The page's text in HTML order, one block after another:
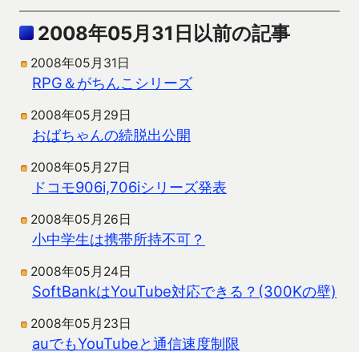
2008年05月31日以前の記事
2008年05月31日
RPG＆がちんこシリーズ
2008年05月29日
おばちゃんの続脱出公開
2008年05月27日
ドコモ906i,706iシリーズ発表
2008年05月26日
小中学生は携帯所持不可？
2008年05月24日
SoftBankはYouTube対応できる？(300Kの壁)
2008年05月23日
auでもYouTubeと通信速度制限